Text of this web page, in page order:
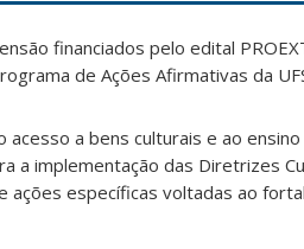
financiados pelo edital
de Ações Afirmativas da
acesso a bens culturais e ao
implementação das Diretrizes
ações específicas voltadas ao